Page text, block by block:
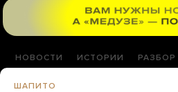
НОВОСТИ ИСТОРИИ РАЗБОР
ШАПИТО